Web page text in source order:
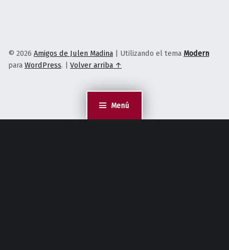
Menú
© 2026 Amigos de Julen Madina | Utilizando el tema Modern
para WordPress. | Volver arriba ↑